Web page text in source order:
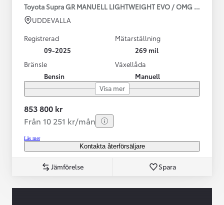
Toyota Supra GR MANUELL LIGHTWEIGHT EVO / OMG LEV!
UDDEVALLA
Registrerad
09-2025
Mätarställning
269 mil
Bränsle
Bensin
Växellåda
Manuell
Visa mer
853 800 kr
Från 10 251 kr/mån
Läs mer
Kontakta återförsäljare
Jämförelse Spara